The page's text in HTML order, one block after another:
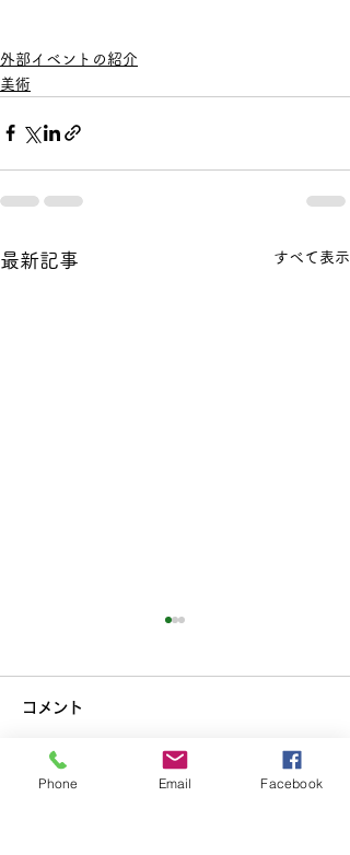
外部イベントの紹介
美術
最新記事 すべて表示
コメント
コメントを追加…
Phone Email Facebook